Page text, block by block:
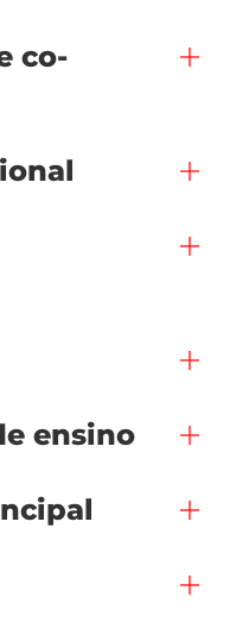
co-
ensino